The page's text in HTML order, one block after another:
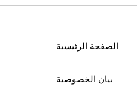
الصفحة الرئيسية
بيان الخصوصية